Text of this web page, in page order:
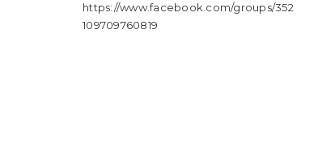
https://www.facebook.com/groups/352
109709760819